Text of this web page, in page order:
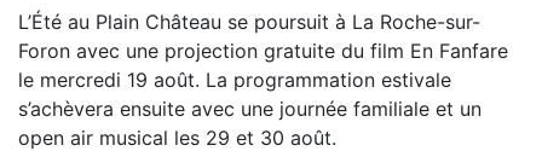
L’Été au Plain Château se poursuit à La Roche-sur-
Foron avec une projection gratuite du film En Fanfare
le mercredi 19 août. La programmation estivale
s’achèvera ensuite avec une journée familiale et un
open air musical les 29 et 30 août.